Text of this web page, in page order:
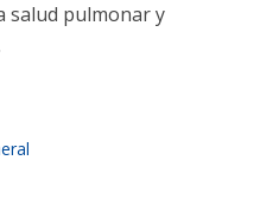
salud pulmonar y